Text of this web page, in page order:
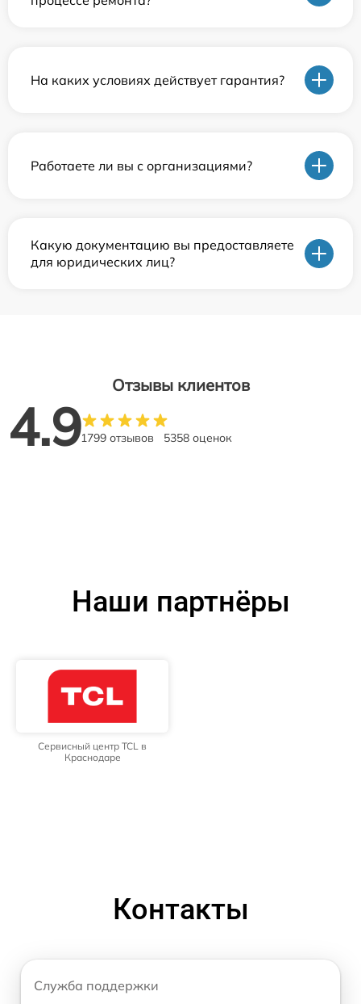
На каких условиях действует гарантия?
Работаете ли вы с организациями?
Какую документацию вы предоставляете
для юридических лиц?
Отзывы клиентов
4.91799 отзывов 5358 оценок
Наши партнёры
Сервисный центр TCL в
Краснодаре
Контакты
Служба поддержки